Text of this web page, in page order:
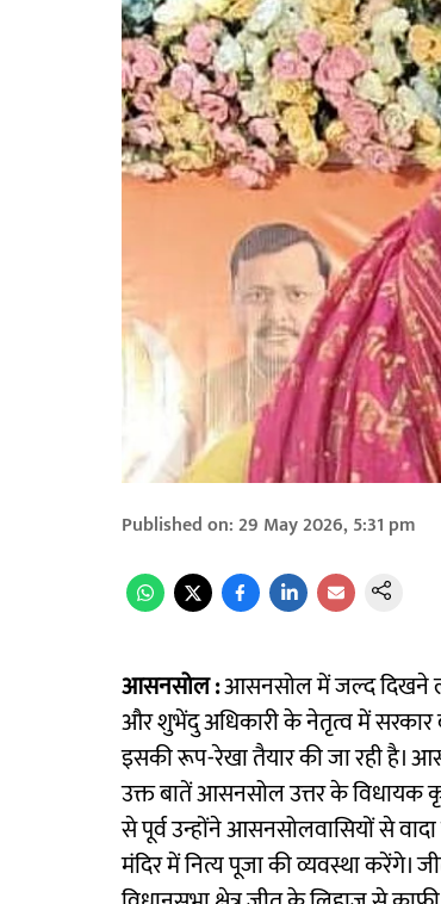
Published on:29 May 2026, 5:31 pm
आसनसोल :आसनसोल में जल्द दिखने
और शुभेंदु अधिकारी के नेतृत्व में सरकार
इसकी रूप-रेखा तैयार की जा रही है।
उक्त बातें आसनसोल उत्तर के विधायक
से पूर्व उन्होंने आसनसोलवासियों से
मंदिर में नित्य पूजा की व्यवस्था करेंगे।